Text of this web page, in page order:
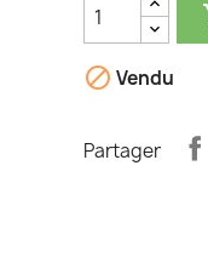
 Vendu
Partager